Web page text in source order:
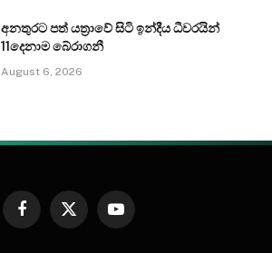
අනතුරට පත් යත්‍රාවේ සිටි ඉන්දීය ධීවරයින්
11දෙනාම බේරාගනී
August 6, 2026
Facebook
X
YouTube